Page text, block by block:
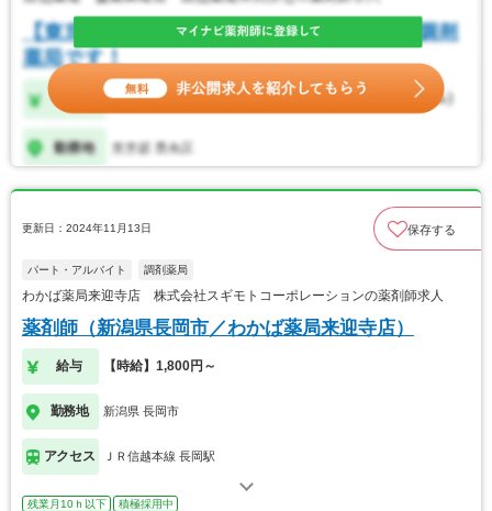
更新日：2024年11月13日 保存する
パート・アルバイト 調剤薬局
わかば薬局来迎寺店 株式会社スギモトコーポレーションの薬剤師求人
薬剤師（新潟県長岡市／わかば薬局来迎寺店）
給与 【時給】1,800円～
勤務地 新潟県 長岡市
アクセス ＪＲ信越本線 長岡駅
残業月10ｈ以下 積極採用中